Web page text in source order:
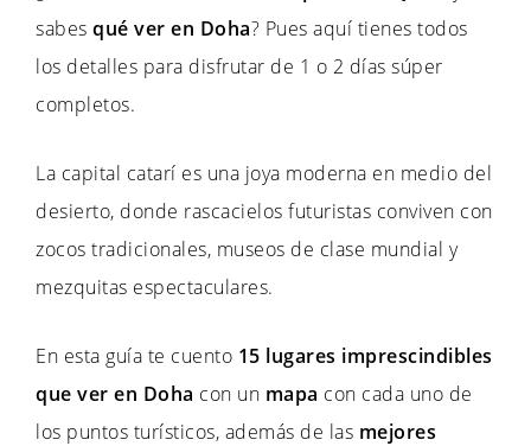
sabes qué ver en Doha? Pues aquí tienes todos
los detalles para disfrutar de 1 o 2 días súper
completos.
La capital catarí es una joya moderna en medio del
desierto, donde rascacielos futuristas conviven con
zocos tradicionales, museos de clase mundial y
mezquitas espectaculares.
En esta guía te cuento 15 lugares imprescindibles
que ver en Doha con un mapa con cada uno de
los puntos turísticos, además de las mejores